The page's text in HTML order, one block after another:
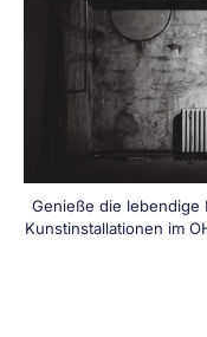
Genieße die lebendige
Kunstinstallationen im